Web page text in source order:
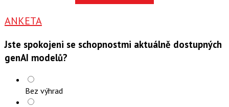
ANKETA
Jste spokojeni se schopnostmi aktuálně dostupných
genAI modelů?
Bez výhrad